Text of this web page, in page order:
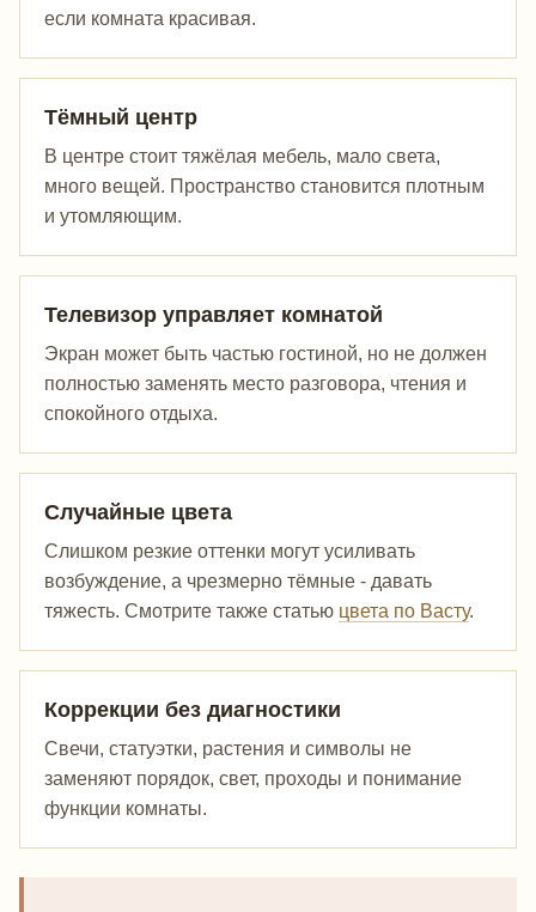
если комната красивая.
Тёмный центр
В центре стоит тяжёлая мебель, мало света,
много вещей. Пространство становится плотным
и утомляющим.
Телевизор управляет комнатой
Экран может быть частью гостиной, но не должен
полностью заменять место разговора, чтения и
спокойного отдыха.
Случайные цвета
Слишком резкие оттенки могут усиливать
возбуждение, а чрезмерно тёмные - давать
тяжесть. Смотрите также статью цвета по Васту.
Коррекции без диагностики
Свечи, статуэтки, растения и символы не
заменяют порядок, свет, проходы и понимание
функции комнаты.